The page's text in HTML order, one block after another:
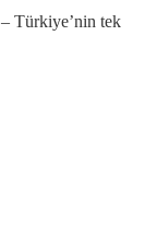
Türkiye’nin tek